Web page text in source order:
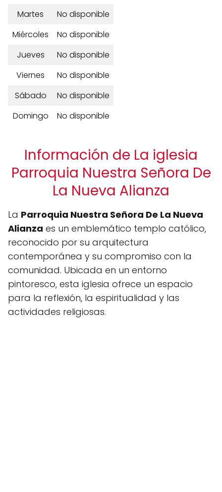
Martes
No disponible
Miércoles
No disponible
Jueves
No disponible
Viernes
No disponible
Sábado
No disponible
Domingo
No disponible
Información de La iglesia
Parroquia Nuestra Señora De
La Nueva Alianza
La Parroquia Nuestra Señora De La Nueva
Alianza es un emblemático templo católico,
reconocido por su arquitectura
contemporánea y su compromiso con la
comunidad. Ubicada en un entorno
pintoresco, esta iglesia ofrece un espacio
para la reflexión, la espiritualidad y las
actividades religiosas.